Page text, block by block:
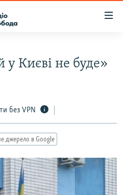
у Києві не буде»
без VPN
джерело в Google